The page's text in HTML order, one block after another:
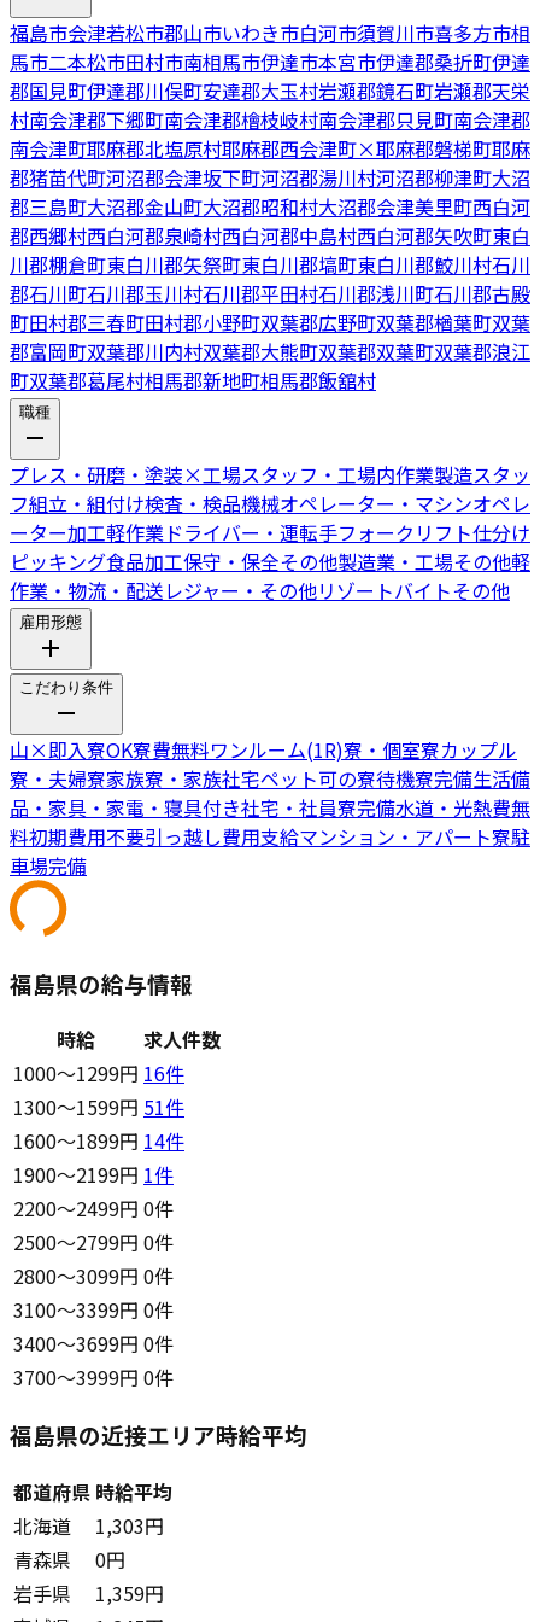
福島市会津若松市郡山市いわき市白河市須賀川市喜多方市相
馬市二本松市田村市南相馬市伊達市本宮市伊達郡桑折町伊達
郡国見町伊達郡川俣町安達郡大玉村岩瀬郡鏡石町岩瀬郡天栄
村南会津郡下郷町南会津郡檜枝岐村南会津郡只見町南会津郡
南会津町耶麻郡北塩原村耶麻郡西会津町×耶麻郡磐梯町耶麻
郡猪苗代町河沼郡会津坂下町河沼郡湯川村河沼郡柳津町大沼
郡三島町大沼郡金山町大沼郡昭和村大沼郡会津美里町西白河
郡西郷村西白河郡泉崎村西白河郡中島村西白河郡矢吹町東白
川郡棚倉町東白川郡矢祭町東白川郡塙町東白川郡鮫川村石川
郡石川町石川郡玉川村石川郡平田村石川郡浅川町石川郡古殿
町田村郡三春町田村郡小野町双葉郡広野町双葉郡楢葉町双葉
郡富岡町双葉郡川内村双葉郡大熊町双葉郡双葉町双葉郡浪江
町双葉郡葛尾村相馬郡新地町相馬郡飯舘村
職種
プレス・研磨・塗装×工場スタッフ・工場内作業製造スタッ
フ組立・組付け検査・検品機械オペレーター・マシンオペレ
ーター加工軽作業ドライバー・運転手フォークリフト仕分け
ピッキング食品加工保守・保全その他製造業・工場その他軽
作業・物流・配送レジャー・その他リゾートバイトその他
雇用形態
こだわり条件
山×即入寮OK寮費無料ワンルーム(1R)寮・個室寮カップル
寮・夫婦寮家族寮・家族社宅ペット可の寮待機寮完備生活備
品・家具・家電・寝具付き社宅・社員寮完備水道・光熱費無
料初期費用不要引っ越し費用支給マンション・アパート寮駐
車場完備
福島県の給与情報
時給
求人件数
1000〜1299円 16件
1300〜1599円 51件
1600〜1899円 14件
1900〜2199円 1件
2200〜2499円 0件
2500〜2799円 0件
2800〜3099円 0件
3100〜3399円 0件
3400〜3699円 0件
3700〜3999円 0件
福島県の近接エリア時給平均
都道府県 時給平均
北海道
1,303円
青森県
0円
岩手県
1,359円